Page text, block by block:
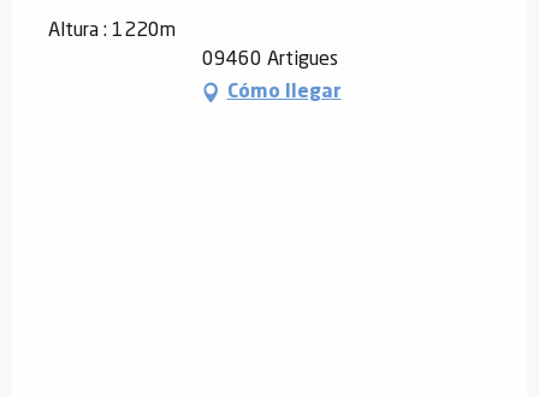
Altura : 1220m
09460 Artigues
Cómo llegar